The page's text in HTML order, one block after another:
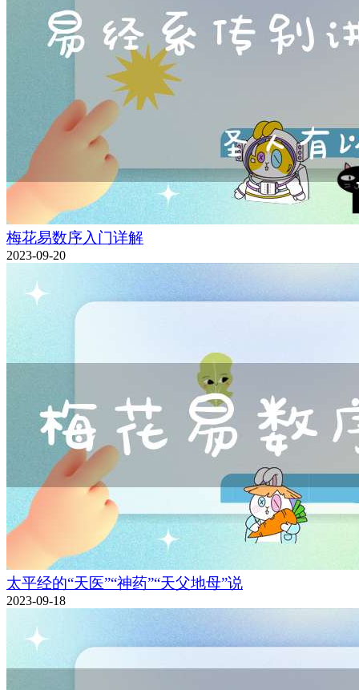
梅花易数序入门详解
2023-09-20
太平经的“天医”“神药”“天父地母”说
2023-09-18